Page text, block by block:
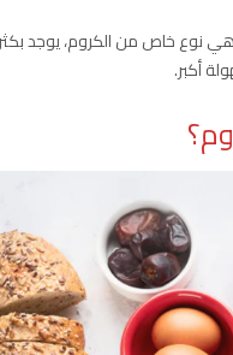
هي نوع خاص من الكروم، يوجد
أكبر.